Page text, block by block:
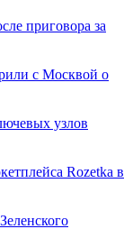
приговора за
с Москвой о
узлов
Rozetka в